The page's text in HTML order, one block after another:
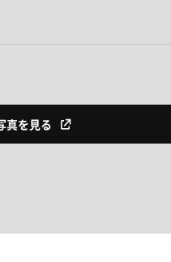
真を見る